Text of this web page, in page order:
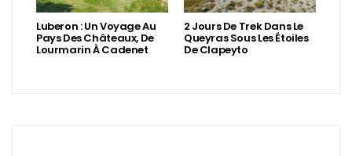
Luberon : Un Voyage Au
Pays Des Châteaux, De
Lourmarin À Cadenet
2 Jours De Trek Dans Le
Queyras Sous Les Étoiles
De Clapeyto